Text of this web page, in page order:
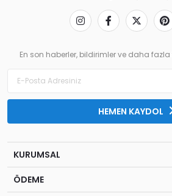
En son haberler, bildirimler ve daha
HEMEN KAYDOL
KURUMSAL
ÖDEME